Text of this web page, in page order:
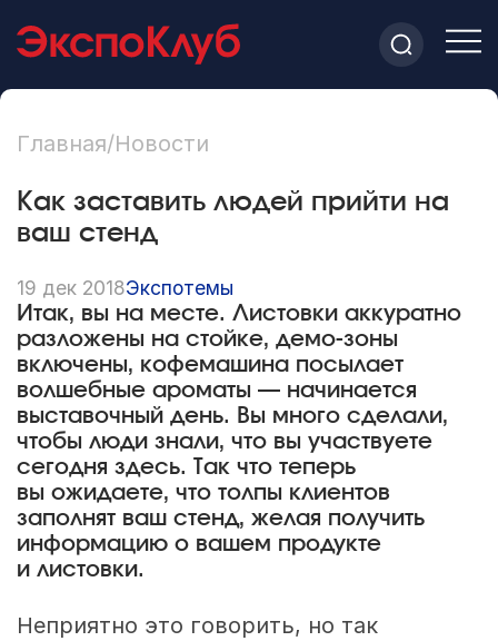
Главная/Новости
Как заставить людей прийти на
ваш стенд
19 дек 2018Экспотемы
Итак, вы на месте. Листовки аккуратно
разложены на стойке, демо-зоны
включены, кофемашина посылает
волшебные ароматы — начинается
выставочный день. Вы много сделали,
чтобы люди знали, что вы участвуете
сегодня здесь. Так что теперь
вы ожидаете, что толпы клиентов
заполнят ваш стенд, желая получить
информацию о вашем продукте
и листовки.
Неприятно это говорить, но так